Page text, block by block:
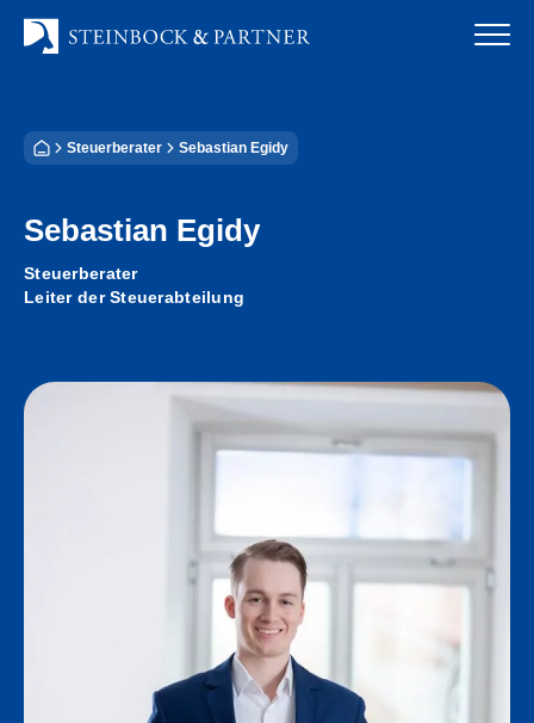
Inhalt
springen
Startseite
Team
Standorte
Steuerberatung
Kontakt
Steuerberater Sebastian Egidy
Sebastian Egidy
Steuerberater
Leiter der Steuerabteilung